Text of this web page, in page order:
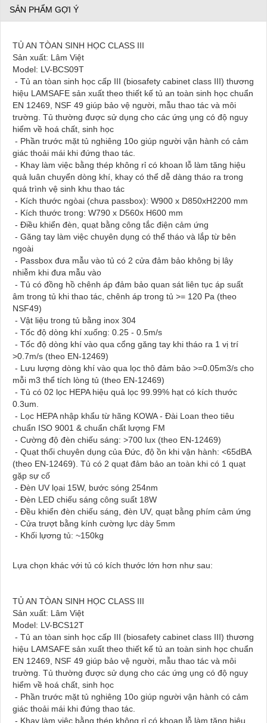
SẢN PHẨM GỢI Ý
TỦ AN TÒAN SINH HỌC CLASS III
Sản xuất: Lâm Việt
Model: LV-BCS09T
- Tủ an tòan sinh học cấp III (biosafety cabinet class III) thương
hiệu LAMSAFE sản xuất theo thiết kế tủ an toàn sinh học chuẩn
EN 12469, NSF 49 giúp bảo vệ người, mẫu thao tác và môi
trường. Tủ thường được sử dụng cho các ứng ụng có độ nguy
hiểm về hoá chất, sinh học
- Phần trước mặt tủ nghiêng 10o giúp người vận hành có cảm
giác thoải mái khi đứng thao tác.
- Khay làm việc bằng thép không rỉ có khoan lỗ làm tăng hiệu
quả luân chuyển dòng khí, khay có thể dễ dàng tháo ra trong
quá trình vệ sinh khu thao tác
- Kích thước ngòai (chưa passbox): W900 x D850xH2200 mm
- Kích thước trong: W790 x D560x H600 mm
- Điều khiển đèn, quạt bằng công tắc điện cảm ứng
- Găng tay làm việc chuyên dụng có thể tháo và lắp từ bên
ngoài
- Passbox đưa mẫu vào tủ có 2 cửa đảm bảo không bị lây
nhiễm khi đưa mẫu vào
- Tủ có đồng hồ chênh áp đảm bảo quan sát liên tục áp suất
âm trong tủ khi thao tác, chênh áp trong tủ >= 120 Pa (theo
NSF49)
- Vật liệu trong tủ bằng inox 304
- Tốc độ dòng khí xuống: 0.25 - 0.5m/s
- Tốc độ dòng khí vào qua cổng găng tay khi tháo ra 1 vị trí
>0.7m/s (theo EN-12469)
- Lưu lượng dòng khí vào qua lọc thô đảm bảo >=0.05m3/s cho
mỗi m3 thể tích lòng tủ (theo EN-12469)
- Tủ có 02 lọc HEPA hiệu quả lọc 99.99% hạt có kích thước
0.3um.
- Lọc HEPA nhập khẩu từ hãng KOWA - Đài Loan theo tiêu
chuẩn ISO 9001 & chuẩn chất lượng FM
- Cường độ đèn chiếu sáng: >700 lux (theo EN-12469)
- Quạt thổi chuyên dụng của Đức, độ ồn khi vận hành: <65dBA
(theo EN-12469). Tủ có 2 quạt đảm bảo an toàn khi có 1 quạt
gặp sự cố
- Đèn UV lọai 15W, bước sóng 254nm
- Đèn LED chiếu sáng công suất 18W
- Đều khiển đèn chiếu sáng, đèn UV, quạt bằng phím cảm ứng
- Cửa trượt bằng kính cường lực dày 5mm
- Khối lựơng tủ: ~150kg
Lựa chọn khác với tủ có kích thước lớn hơn như sau:
TỦ AN TÒAN SINH HỌC CLASS III
Sản xuất: Lâm Việt
Model: LV-BCS12T
- Tủ an tòan sinh học cấp III (biosafety cabinet class III) thương
hiệu LAMSAFE sản xuất theo thiết kế tủ an toàn sinh học chuẩn
EN 12469, NSF 49 giúp bảo vệ người, mẫu thao tác và môi
trường. Tủ thường được sử dụng cho các ứng ụng có độ nguy
hiểm về hoá chất, sinh học
- Phần trước mặt tủ nghiêng 10o giúp người vận hành có cảm
giác thoải mái khi đứng thao tác.
- Khay làm việc bằng thép không rỉ có khoan lỗ làm tăng hiệu